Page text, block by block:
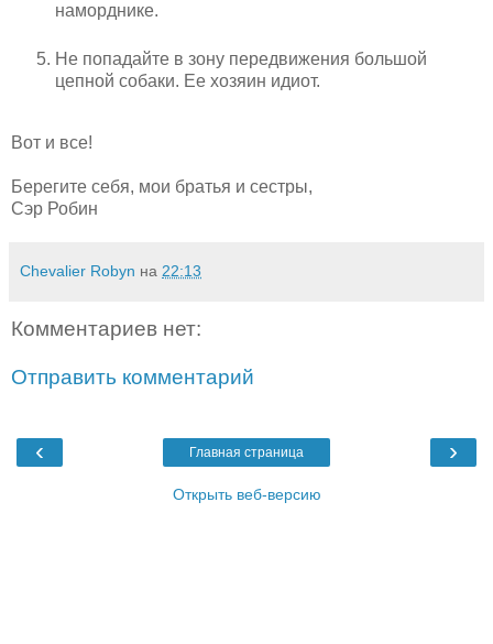
наморднике.
Не попадайте в зону передвижения большой
цепной собаки. Ее хозяин идиот.
Вот и все!
Берегите себя, мои братья и сестры,
Сэр Робин
Chevalier Robyn на 22:13
Комментариев нет:
Отправить комментарий
‹ ›
Главная страница
Открыть веб-версию